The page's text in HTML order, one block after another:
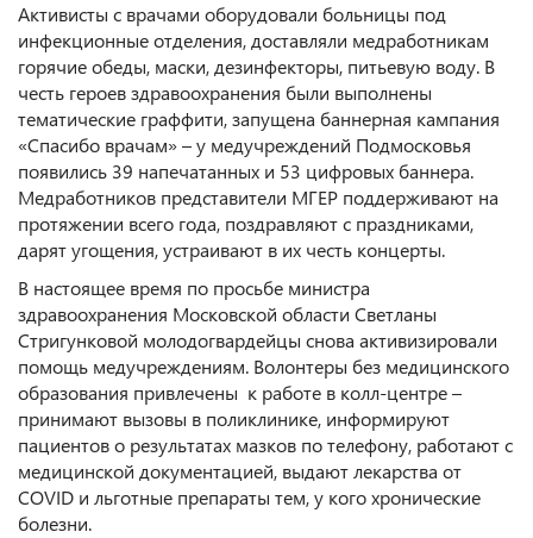
Активисты с врачами оборудовали больницы под
инфекционные отделения, доставляли медработникам
горячие обеды, маски, дезинфекторы, питьевую воду. В
честь героев здравоохранения были выполнены
тематические граффити, запущена баннерная кампания
«Спасибо врачам» – у медучреждений Подмосковья
появились 39 напечатанных и 53 цифровых баннера.
Медработников представители МГЕР поддерживают на
протяжении всего года, поздравляют с праздниками,
дарят угощения, устраивают в их честь концерты.
В настоящее время по просьбе министра
здравоохранения Московской области Светланы
Стригунковой молодогвардейцы снова активизировали
помощь медучреждениям. Волонтеры без медицинского
образования привлечены к работе в колл-центре –
принимают вызовы в поликлинике, информируют
пациентов о результатах мазков по телефону, работают с
медицинской документацией, выдают лекарства от
COVID и льготные препараты тем, у кого хронические
болезни.